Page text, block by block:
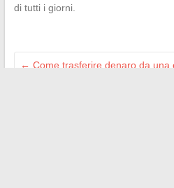
di tutti i giorni.
← Come trasferire denaro da una